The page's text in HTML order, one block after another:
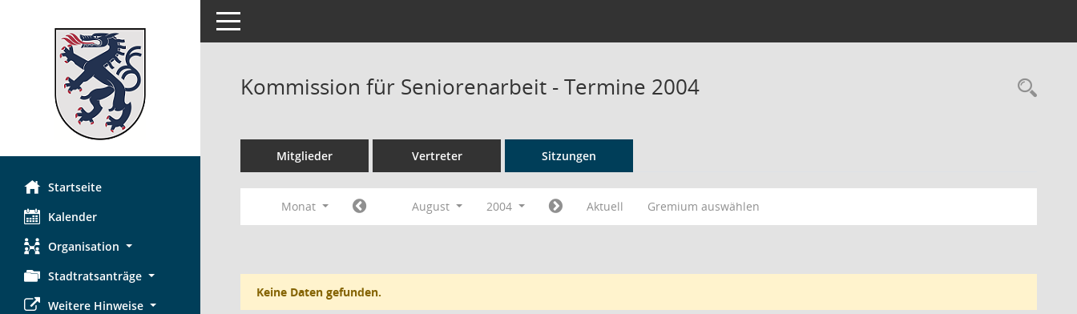
Startseite
Kalender
Organisation
Stadtratsanträge
Weitere Hinweise
Toggle navigation
Kommission für Seniorenarbeit - Termine 2004
Mitglieder Vertreter Sitzungen
Monat August 2004 Aktuell Gremium auswählen
Keine Daten gefunden.